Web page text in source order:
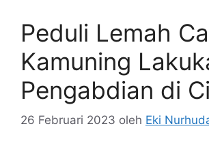
Peduli Lemah
Kamuning
Pengabdian di
26 Februari 2023 oleh Eki